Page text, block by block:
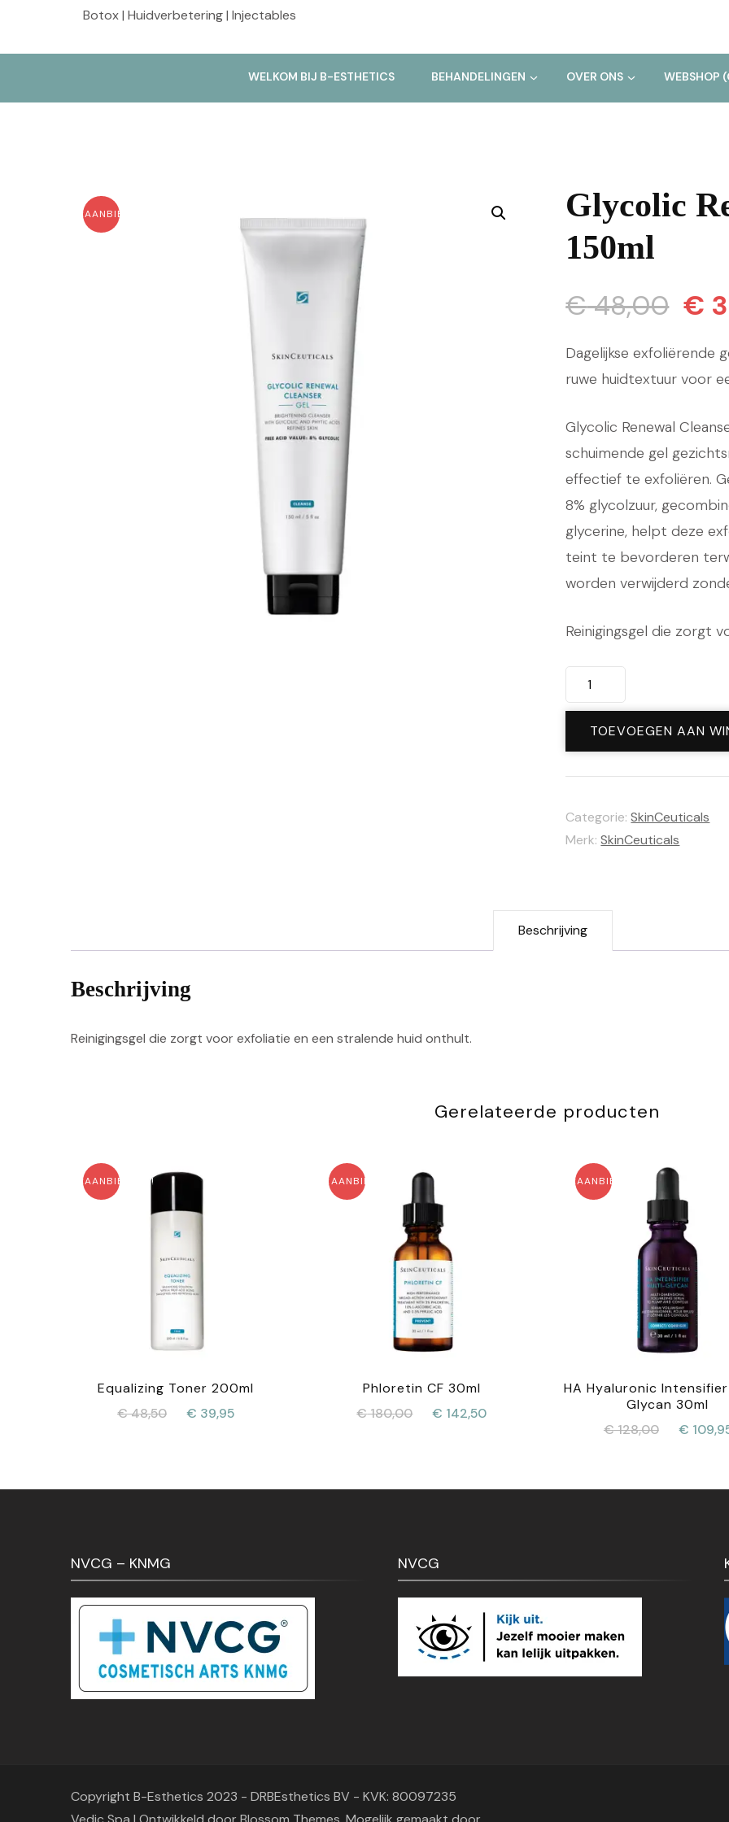
Botox | Huidverbetering | Injectables
WELKOM BIJ B-ESTHETICS BEHANDELINGEN OVER ONS WEBSHOP
AANBIEDING!
Glycolic
150ml
€48,00
prijs
was:
€
Dagelijkse exfoliërende
ruwe huidtextuur voor
Glycolic Renewal
schuimende gel
effectief te exfoliëren.
8% glycolzuur,
glycerine, helpt deze
teint te bevorderen
worden verwijderd
Reinigingsgel die zorgt
Glycolic
Renewal
Cleanser
150ml
aantal
TOEVOEGEN AAN
Categorie:SkinCeuticals
Merk:SkinCeuticals
Beschrijving
Beschrijving
Reinigingsgel die zorgt voor exfoliatie en een stralende huid onthult.
Gerelateerde producten
AANBIEDING!
Equalizing Toner 200ml
€48,50
Oorspronkelijke
€ 39,95
AANBIEDING!
Phloretin CF 30ml
€180,00
Oorspronkelijke
€ 142,50
AANBIEDING!
HA Hyaluronic
Glycan 30ml
€128,00 €
NVCG – KNMG NVCG
Copyright B-Esthetics 2023 - DRBEsthetics BV - KVK: 80097235